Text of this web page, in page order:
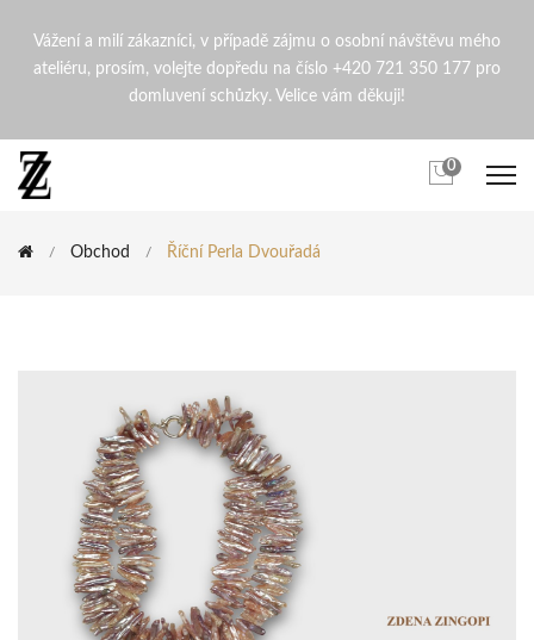
Říční perla dvouřadá |
Vážení a milí zákazníci, v případě zájmu o osobní návštěvu mého
ateliéru, prosím, volejte dopředu na číslo +420 721 350 177 pro
domluvení schůzky. Velice vám děkuji!
0
Obchod Říční Perla Dvouřadá